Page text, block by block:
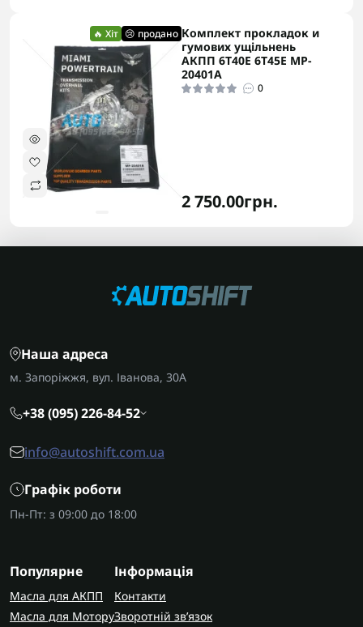
🔥 Хіт 😢 продано Комплект прокладок и
гумових ущільнень
АКПП 6T40E 6T45E MP-
20401A
0
2 750.00грн.
Наша адреса
м. Запоріжжя, вул. Іванова, 30А
+38 (095) 226-84-52
info@autoshift.com.ua
Графік роботи
Пн-Пт: з 09:00 до 18:00
Популярне
Масла для АКПП
Масла для Мотору
Інформація
Контакти
Зворотній зв’язок